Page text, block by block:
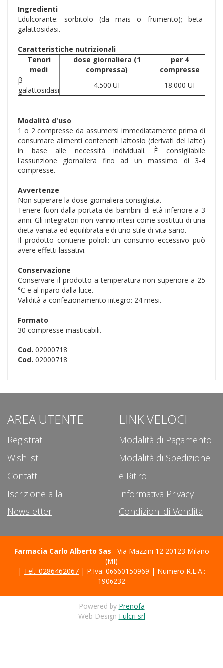
Ingredienti
Edulcorante: sorbitolo (da mais o frumento); beta-
galattosidasi.
Caratteristiche nutrizionali
Tenori
medi
dose giornaliera (1
compressa)
per 4
compresse
β-
galattosidasi
4.500 UI 18.000 UI
Modalità d'uso
1 o 2 compresse da assumersi immediatamente prima di
consumare alimenti contenenti lattosio (derivati del latte)
in base alle necessità individuali. È consigliabile
l'assunzione giornaliera fino ad un massimo di 3-4
compresse.
Avvertenze
Non superare la dose giornaliera consigliata.
Tenere fuori dalla portata dei bambini di età inferiore a 3
anni. Gli integratori non vanno intesi come sostituti di una
dieta variata ed equilibrata e di uno stile di vita sano.
Il prodotto contiene polioli: un consumo eccessivo può
avere effetti lassativi.
Conservazione
Conservare il prodotto a temperatura non superiore a 25
°C e al riparo dalla luce.
Validità a confezionamento integro: 24 mesi.
Formato
30 compresse masticabili.
Cod. 02000718
Cod. 02000718
AREA UTENTE
Registrati
Wishlist
Contatti
Iscrizione alla
Newsletter
LINK VELOCI
Modalità di Pagamento
Modalità di Spedizione
e Ritiro
Informativa Privacy
Condizioni di Vendita
Farmacia Carlo Alberto Sas - Via Mazzini 12 20123 Milano
(MI)
| Tel.: 0286462067 | P.Iva: 06660150969 | Numero R.E.A.:
1906232
Powered by Prenofa
Web Design Fulcri srl